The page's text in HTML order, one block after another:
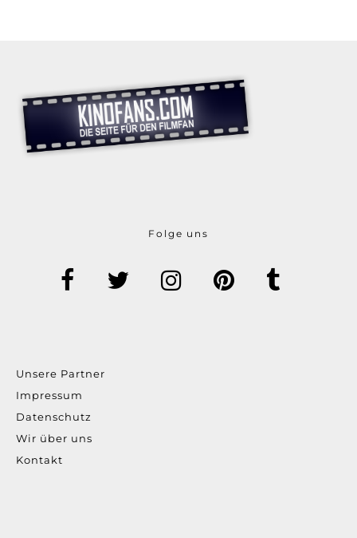
Folge uns
Unsere Partner
Impressum
Datenschutz
Wir über uns
Kontakt